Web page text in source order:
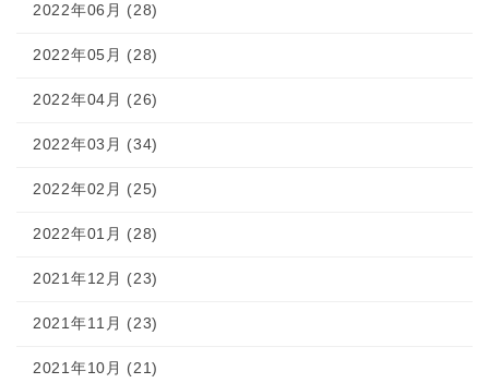
2022年06月 (28)
2022年05月 (28)
2022年04月 (26)
2022年03月 (34)
2022年02月 (25)
2022年01月 (28)
2021年12月 (23)
2021年11月 (23)
2021年10月 (21)